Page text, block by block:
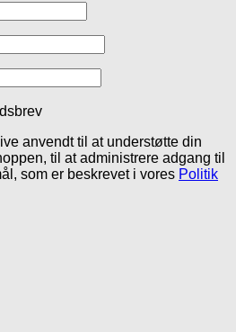
anvendt til at understøtte din
til at administrere adgang til
som er beskrevet i vores Politik